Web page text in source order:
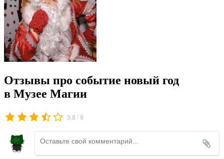
Отзывы про событие новый год
в Музее Магии
3.8 /9